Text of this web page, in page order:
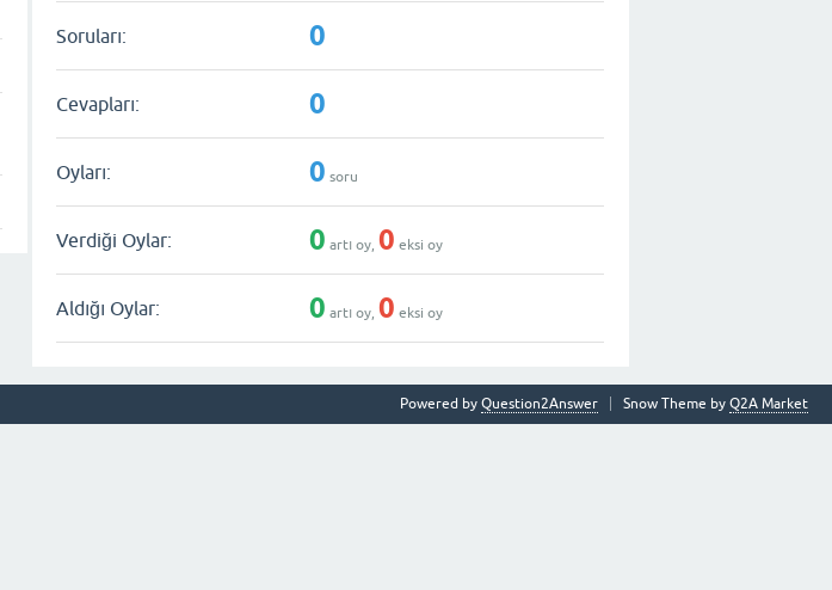
Soruları: 0
Cevapları: 0
Oyları: 0 soru
Verdiği Oylar: 0 artı oy,0 eksi oy
Aldığı Oylar: 0 artı oy,0 eksi oy
Snow Theme by Q2A Market
Powered by Question2Answer